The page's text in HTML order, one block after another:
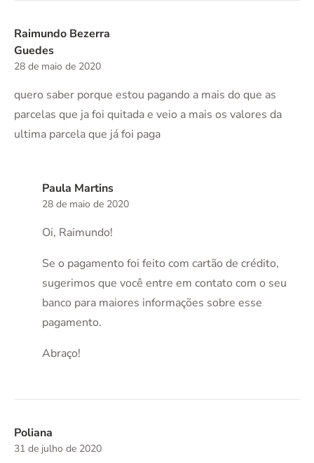
Raimundo Bezerra
Guedes
28 de maio de 2020
quero saber porque estou pagando a mais do que as
parcelas que ja foi quitada e veio a mais os valores da
ultima parcela que já foi paga
Paula Martins
28 de maio de 2020
Oi, Raimundo!
Se o pagamento foi feito com cartão de crédito,
sugerimos que você entre em contato com o seu
banco para maiores informações sobre esse
pagamento.
Abraço!
Poliana
31 de julho de 2020